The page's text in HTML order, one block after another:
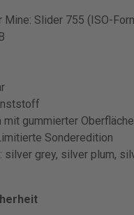
Mine: Slider 755 (ISO-
gummierter Oberfläche
Sonderedition
silver grey, silver plum,